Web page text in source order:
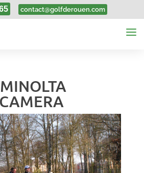
contact@golfderouen.com